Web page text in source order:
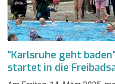
"Karlsruhe geht
startet in die